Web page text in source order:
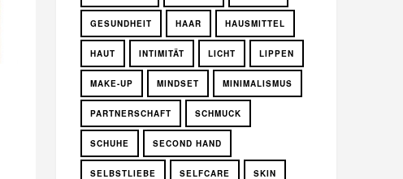
GESUNDHEIT HAAR HAUSMITTEL
HAUT INTIMITÄT LICHT LIPPEN
MAKE-UP MINDSET MINIMALISMUS
PARTNERSCHAFT SCHMUCK
SCHUHE SECOND HAND
SELBSTLIEBE SELFCARE SKIN